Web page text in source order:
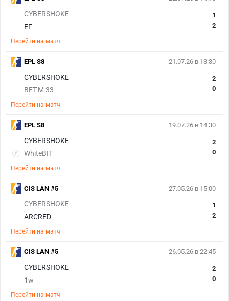
CYBERSHOKE
EF
1
2
Перейти на матч
21.07.26 в 13:30
CYBERSHOKE
BET-M 33
2
0
Перейти на матч
EPL S8
19.07.26 в 14:30
CYBERSHOKE
WhiteBIT
2
0
Перейти на матч
EPL S8
27.05.26 в 15:00
CYBERSHOKE
ARCRED
1
2
Перейти на матч
CIS LAN #5
26.05.26 в 22:45
CYBERSHOKE
1w
2
0
Перейти на матч
CIS LAN #5